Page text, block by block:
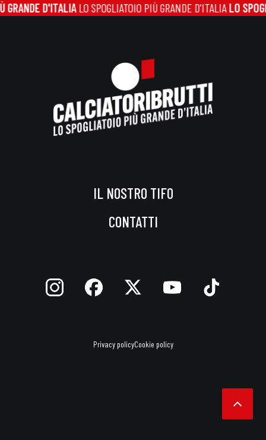
D'ITALIALO SPOGLIATOIO PIÙ GRANDE D'ITALIALO
IL NOSTRO TIFO
CONTATTI
Privacy policyCookie policy